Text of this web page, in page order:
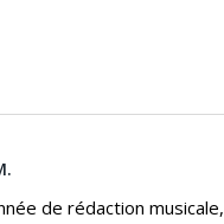
de rédaction